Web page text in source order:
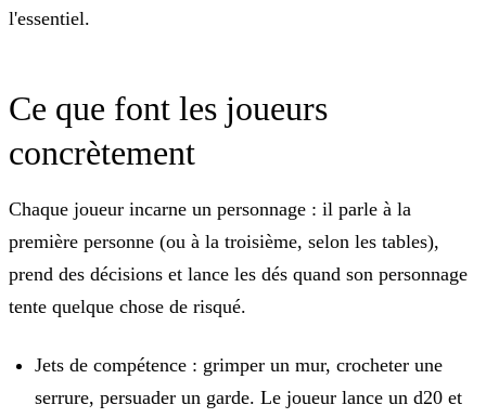
l'essentiel.
Ce que font les joueurs
concrètement
Chaque joueur incarne un personnage : il parle à la
première personne (ou à la troisième, selon les tables),
prend des décisions et lance les dés quand son personnage
tente quelque chose de risqué.
Jets de compétence : grimper un mur, crocheter une
serrure, persuader un garde. Le joueur lance un d20 et